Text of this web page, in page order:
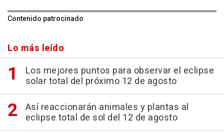
Contenido patrocinado
Lo más leído
Los mejores puntos para observar el eclipse
solar total del próximo 12 de agosto
Así reaccionarán animales y plantas al
eclipse total de sol del 12 de agosto